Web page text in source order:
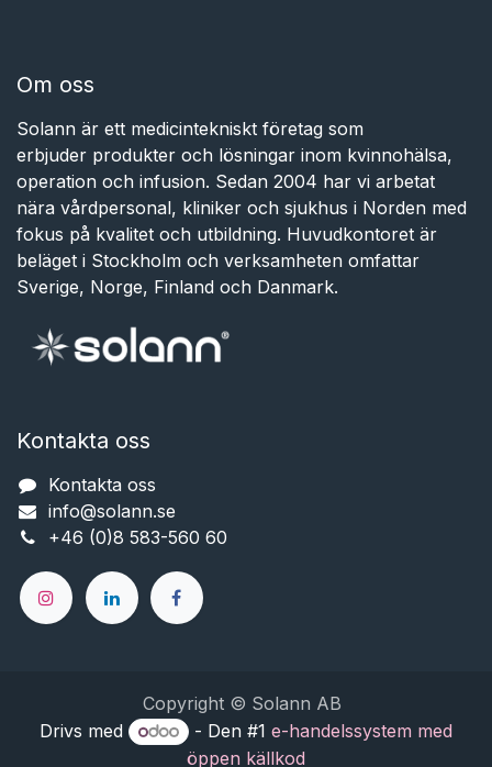
Om oss
Solann är ett medicintekniskt företag som
erbjuder produkter och lösningar inom kvinnohälsa,
operation och infusion. Sedan 2004 har vi arbetat
nära vårdpersonal, kliniker och sjukhus i Norden med
fokus på kvalitet och utbildning. Huvudkontoret är
beläget i Stockholm och verksamheten omfattar
Sverige, Norge, Finland och Danmark.
Kontakta oss
Kontakta oss
info@solann.se​​​​​​
+46 (0)8 583-560 60
Copyright © Solann AB
Drivs med
- Den #1 e-handelssystem med
öppen källkod